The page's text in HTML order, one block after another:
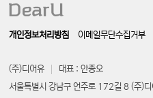
개인정보처리방침 이메일무단수집거부
(주)디어유
대표 : 안종오
서울특별시 강남구 언주로 172길 8 (주)디